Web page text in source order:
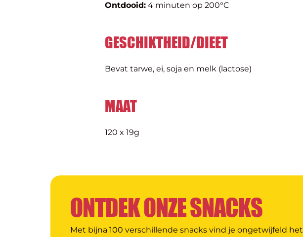
Ontdooid: 4 minuten op 200°C
GESCHIKTHEID/DIEET
Bevat tarwe, ei, soja en melk (lactose)
MAAT
120 x 19g
ONTDEK ONZE SNACKS
Met bijna 100 verschillende snacks vind je ongetwijfeld het